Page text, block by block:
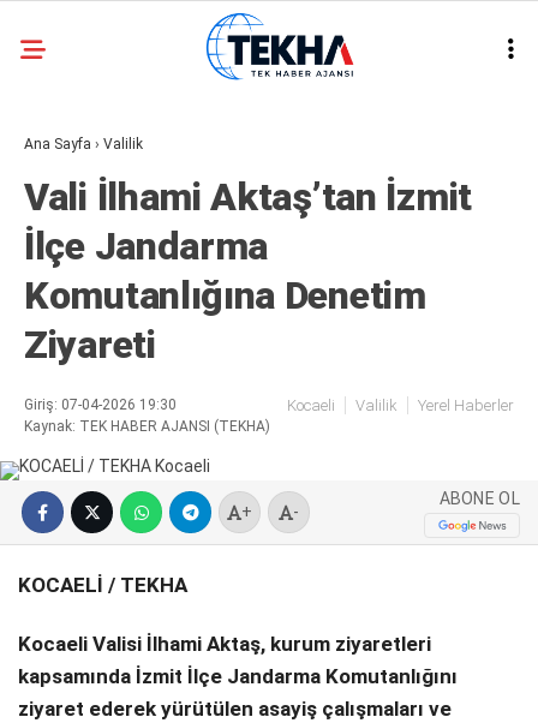
WhatsApp İhbar
32.3
ASAYIŞ
GÜNDEM
GENEL
EKONOMI
SIYASET
METEOROLOJI
SPOR
Ana Sayfa › Valilik
Vali İlhami Aktaş’tan İzmit
İlçe Jandarma
Komutanlığına Denetim
Ziyareti
Giriş: 07-04-2026 19:30
Kaynak: TEK HABER AJANSI (TEKHA)
Kocaeli Valilik Yerel Haberler
+ -
ABONE OL
KOCAELİ / TEKHA
Kocaeli Valisi İlhami Aktaş, kurum ziyaretleri
kapsamında İzmit İlçe Jandarma Komutanlığını
ziyaret ederek yürütülen asayiş çalışmaları ve